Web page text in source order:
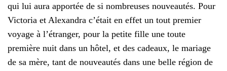
qui lui aura apportée de si nombreuses nouveautés. Pour
Victoria et Alexandra c’était en effet un tout premier
voyage à l’étranger, pour la petite fille une toute
première nuit dans un hôtel, et des cadeaux, le mariage
de sa mère, tant de nouveautés dans une belle région de